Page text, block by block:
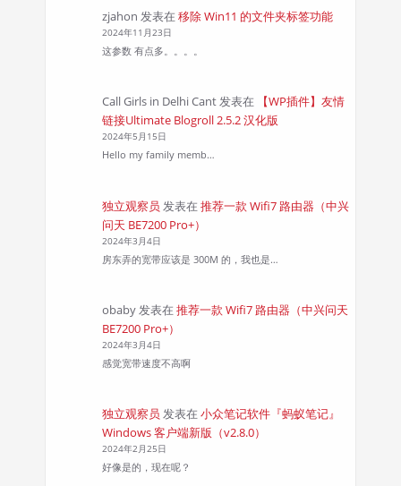
zjahon 发表在 移除 Win11 的文件夹标签功能
2024年11月23日
这参数 有点多。。。。
Call Girls in Delhi Cant发表在
【WP插件】友情
链接Ultimate Blogroll 2.5.2 汉化版
2024年5月15日
Hello my family memb…
独立观察员 发表在 推荐一款 Wifi7 路由器（中兴
问天 BE7200 Pro+）
2024年3月4日
房东弄的宽带应该是 300M 的，我也是…
obaby发表在 推荐一款 Wifi7 路由器（中兴问天
BE7200 Pro+）
2024年3月4日
感觉宽带速度不高啊
独立观察员 发表在 小众笔记软件『蚂蚁笔记』
Windows 客户端新版（v2.8.0）
2024年2月25日
好像是的，现在呢？